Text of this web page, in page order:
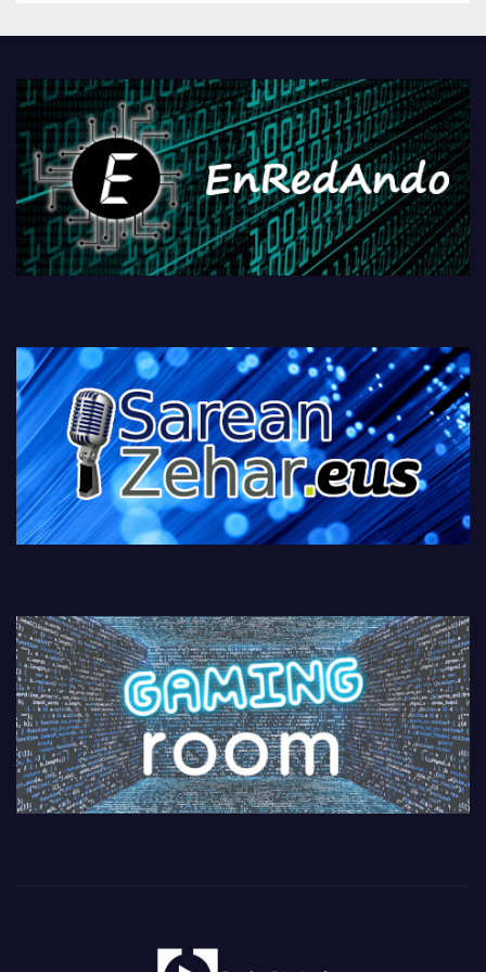
PlayStationeko bideojoko